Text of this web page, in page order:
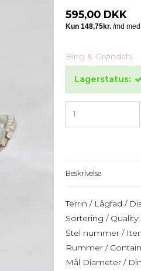
595,00 DKK
Bing & Grøndahl
Lagerstatus:
Beskrivelse
Terrin / Lågfad /
Sortering / Quality:
Stel nummer /
Rummer /
Mål Diameter /